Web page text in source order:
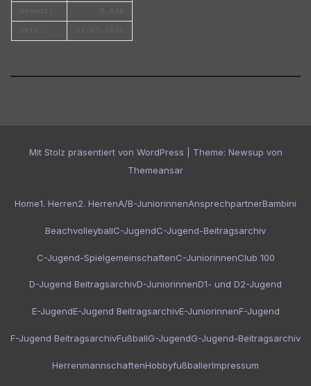
Mit Stolz präsentiert von WordPress Theme: Newsup von
Themeansar
Home1. Herren2. HerrenA/B-JuniorinnenAnsprechpartnerBambini
BeachvolleyballC-JugendC-Jugend-Beitragsarchiv
C-Jugend-SpielgemeinschaftenC-JuniorinnenClub 100
D-Jugend BeitragsarchivD-JuniorinnenD1- und D2-Jugend
E-JugendE-Jugend BeitragsarchivE-JuniorinnenF-Jugend
F-Jugend BeitragsarchivFußballG-JugendG-Jugend-Beitragsarchiv
HerrenmannschaftenHobbyfußballerImpressum